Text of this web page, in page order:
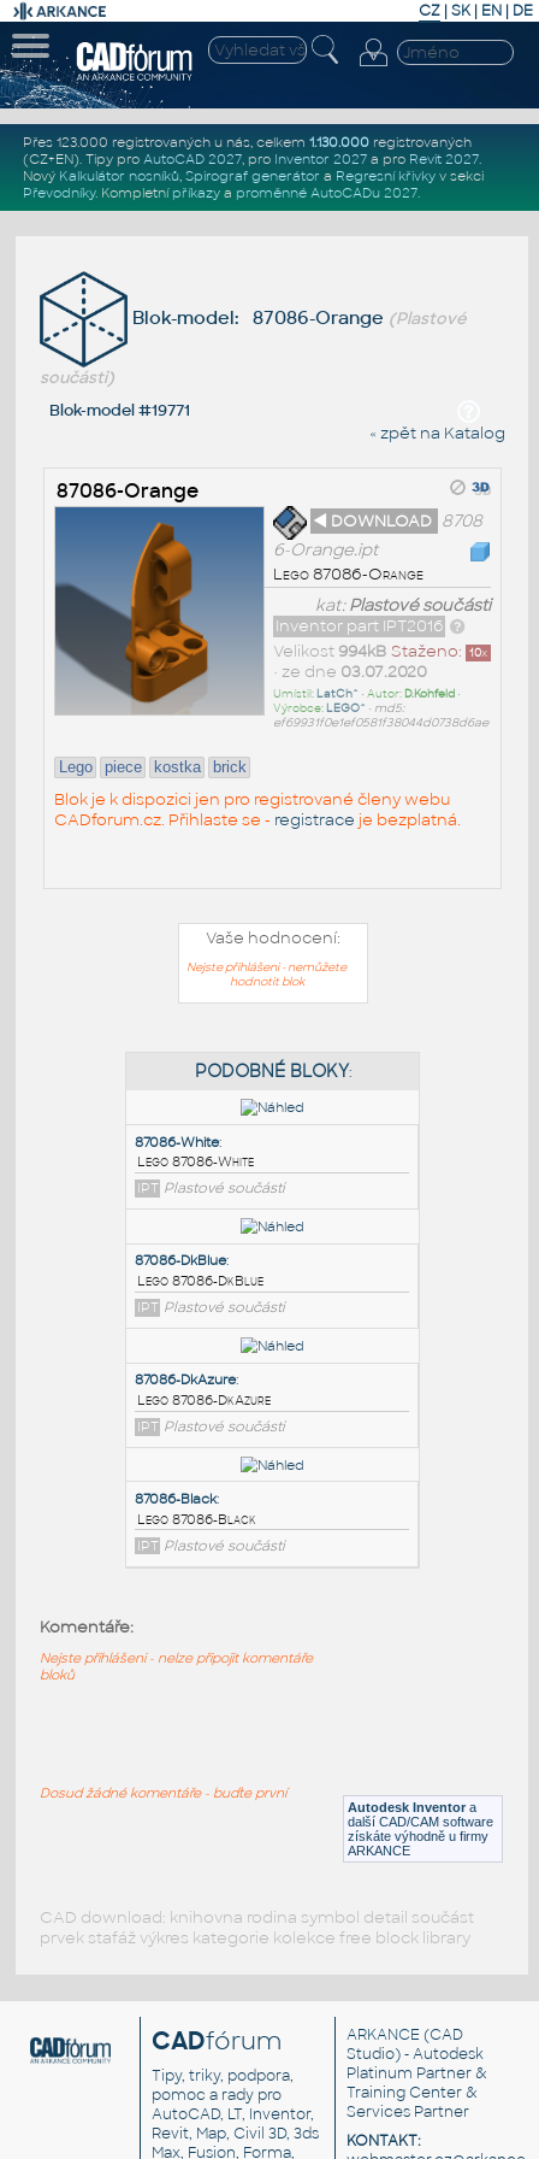
CZ | SK| EN | DE
Přes 123.000 registrovaných u nás, celkem 1.130.000registrovaných
(CZ+EN). Tipy pro AutoCAD 2027, pro Inventor 2027a pro Revit 2027.
Nový Kalkulátor nosníků, Spirograf generátor a Regresní křivkyv sekci
Převodníky. Kompletní příkazya proměnné AutoCADu 2027.
Blok-model: 87086-Orange (Plastové
součásti)
Blok-model #19771
« zpět na Katalog
87086-Orange
◄ DOWNLOAD 8708
6-Orange.ipt
Lego 87086-Orange
kat:Plastové součásti
Inventor part IPT2016
Staženo: 10x
Velikost 994kB
• ze dne 03.07.2020
Umístil: LatCh^ • Autor: D.Kohfeld•
Výrobce: LEGO^ • md5:
ef69931f0e1ef0581f38044d0738d6ae
Lego piece kostka brick
Blok je k dispozici jen pro registrované členy webu
CADforum.cz. Přihlaste se - registrace je bezplatná.
Vaše hodnocení:
Nejste přihlášeni - nemůžete
hodnotit blok
87086-White:
Lego 87086-White
IPT Plastové součásti
87086-DkBlue:
Lego 87086-DkBlue
IPT
Plastové součásti
Lego 87086-Black
Autodesk Inventor a
další CAD/CAM software
získáte výhodně u firmy
ARKANCE
Komentáře:
Nejste přihlášeni - nelze připojit komentáře
bloků
Dosud žádné komentáře - buďte první
CAD download: knihovna rodina symbol detail součást
prvek stafáž výkres kategorie kolekce free block library
CADfórum
Tipy, triky, podpora,
pomoc a rady pro
AutoCAD, LT, Inventor,
Revit, Map, Civil 3D, 3ds
Max, Fusion, Forma,
ARKANCE (CAD
Studio) - Autodesk
Platinum Partner &
Training Center &
Services Partner
KONTAKT: